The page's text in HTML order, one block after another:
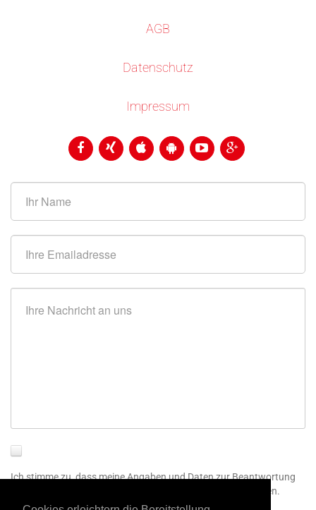
AGB
Datenschutz
Impressum
Ich stimme zu, dass meine Angaben und Daten zur Beantwortung
meiner Anfrage elektronisch erhoben und gespeichert werden.